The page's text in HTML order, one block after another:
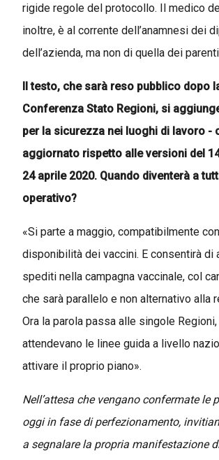
rigide regole del protocollo. Il medico
inoltre, è al corrente dell’anamnesi dei
dell’azienda, ma non di quella dei
Il testo, che sarà reso pubblico dopo
Conferenza Stato Regioni, si
per la sicurezza nei luoghi di lavoro -
aggiornato rispetto alle versioni del
24 aprile 2020. Quando diventerà a
operativo?
«Si parte a maggio, compatibilmente
disponibilità dei vaccini. E consentirà di
spediti nella campagna vaccinale, col
che sarà parallelo e non alternativo alla
Ora la parola passa alle singole
attendevano le linee guida a livello
attivare il proprio piano».
Nell’attesa che vengano confermate le
oggi in fase di perfezionamento,
a segnalare la propria manifestazione